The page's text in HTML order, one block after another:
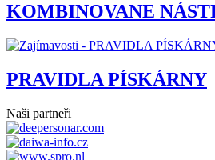
KOMBINOVANE
PRAVIDLA PÍSKÁRNY
Naši partneři